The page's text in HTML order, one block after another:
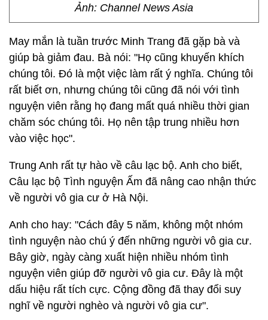
Ảnh: Channel News Asia
May mắn là tuần trước Minh Trang đã gặp bà và
giúp bà giảm đau. Bà nói: "Họ cũng khuyến khích
chúng tôi. Đó là một việc làm rất ý nghĩa. Chúng tôi
rất biết ơn, nhưng chúng tôi cũng đã nói với tình
nguyện viên rằng họ đang mất quá nhiều thời gian
chăm sóc chúng tôi. Họ nên tập trung nhiều hơn
vào việc học".
Trung Anh rất tự hào về câu lạc bộ. Anh cho biết,
Câu lạc bộ Tình nguyện Ấm đã nâng cao nhận thức
về người vô gia cư ở Hà Nội.
Anh cho hay: "Cách đây 5 năm, không một nhóm
tình nguyện nào chú ý đến những người vô gia cư.
Bây giờ, ngày càng xuất hiện nhiều nhóm tình
nguyện viên giúp đỡ người vô gia cư. Đây là một
dấu hiệu rất tích cực. Cộng đồng đã thay đổi suy
nghĩ về người nghèo và người vô gia cư".